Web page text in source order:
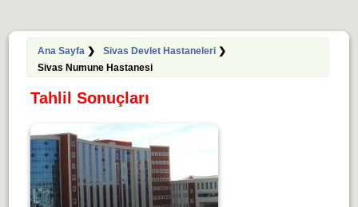
Ana Sayfa❯ Sivas Devlet Hastaneleri❯
Sivas Numune Hastanesi
Tahlil Sonuçları